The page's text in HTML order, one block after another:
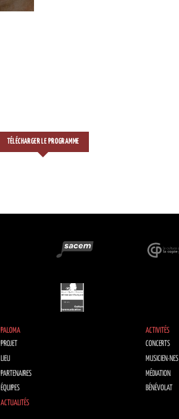
TÉLÉCHARGER LE PROGRAMME
PALOMA
PROJET
LIEU
PARTENAIRES
ÉQUIPES
ACTUALITÉS
ACTIVITÉS
CONCERTS
MUSICIEN·NES
MÉDIATION
BÉNÉVOLAT